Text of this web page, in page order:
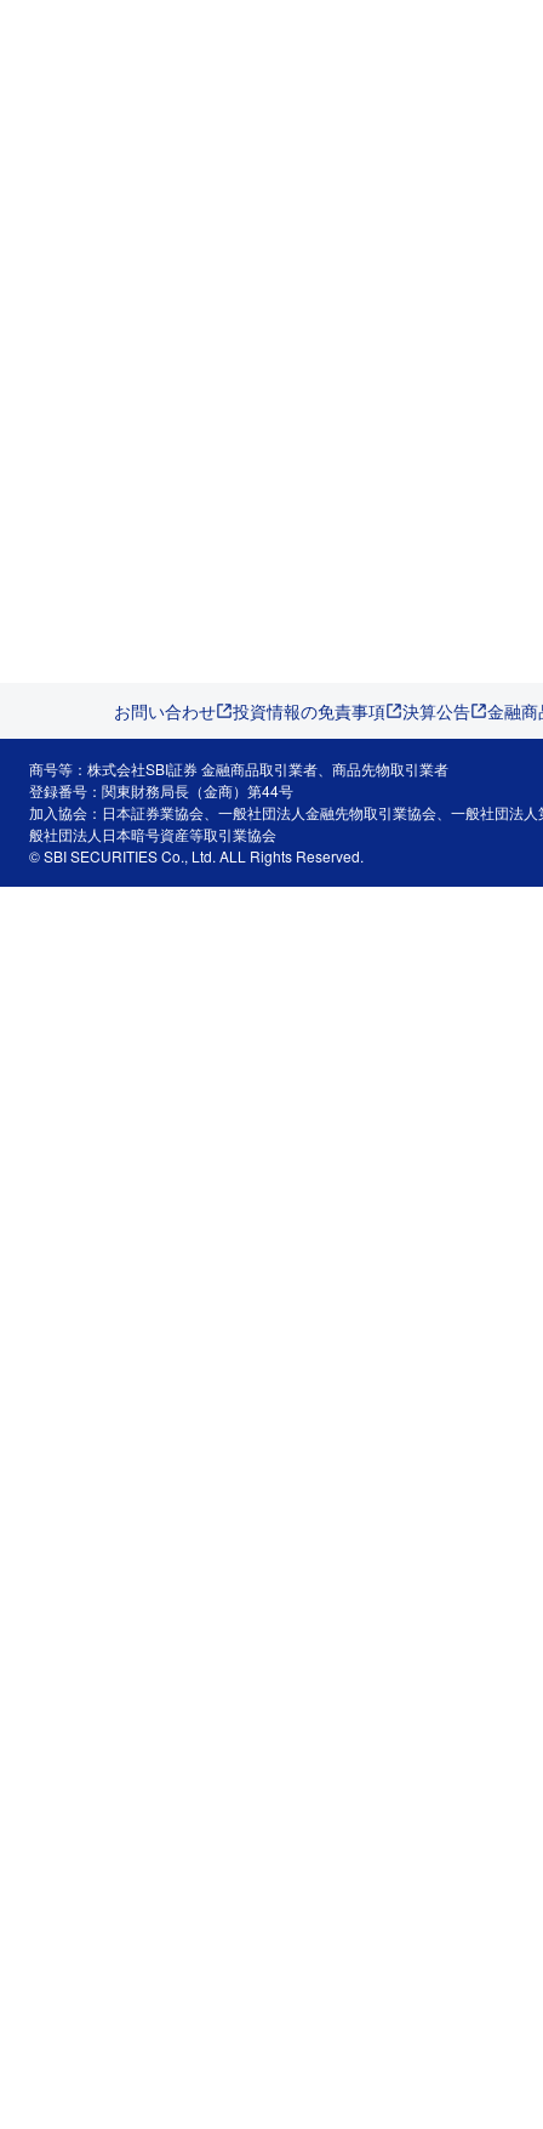
お問い合わせ 投資情報の免責事項 決算公告 金融
商号等：株式会社SBI証券 金融商品取引業者、商品先物取引業者
登録番号：関東財務局長（金商）第44号
加入協会：日本証券業協会、一般社団法人金融先物取引業協会、一般社団法
般社団法人日本暗号資産等取引業協会
© SBI SECURITIES Co., Ltd. ALL Rights Reserved.